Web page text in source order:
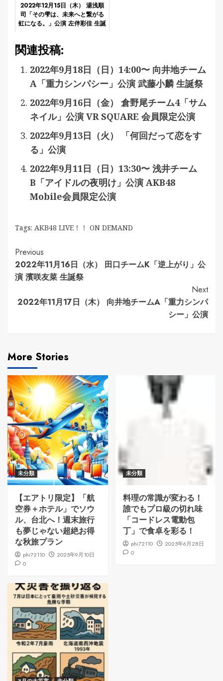
2022年12月15日（木） 湯浅順
司「その雫は、未来へと繋がる
虹になる。」公演 左伴彩佳 生誕
関連投稿:
2022年9月18日（日）14:00〜 向井地チーム
A「重力シンパシー」公演 武藤小麟 生誕祭
2022年9月16日（金） 倉野尾チーム4「サム
ネイル」公演 VR SQUARE 会員限定公演
2022年9月13日（火） 「何回だって恋をす
る」公演
2022年9月11日（日）13:30〜 浅井チーム
B「アイドルの夜明け」公演 AKB48
Mobile会員限定公演
Tags: AKB48 LIVE！！ ON DEMAND
Continue
Reading
Previous
2022年11月16日（水） 田口チームK「逆上がり」公
演 濱咲友菜 生誕祭
Next
2022年11月17日（木） 向井地チームA「重力シンパ
シー」公演
More Stories
未分類
【エアトリ限定】「航
空券＋ホテル」でソウ
ル、台北へ！週末旅行
も夢じゃない超絶お得
な秋旅プラン
phi72110
2025年9月10日
0
未分類
料理の常識が変わる！
誰でもプロ級の切れ味
「コードレス電動包
丁」で食卓を彩る！
phi72110
2025年6月28日
0